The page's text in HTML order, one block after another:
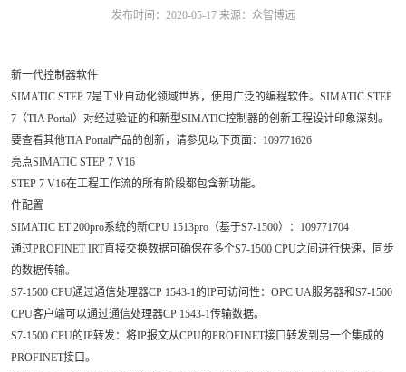
发布时间：2020-05-17 来源：众智博远
新一代控制器软件
SIMATIC STEP 7是工业自动化领域世界，使用广泛的编程软件。SIMATIC STEP
7（TIA Portal）对经过验证的和新型SIMATIC控制器的创新工程设计印象深刻。
要查看其他TIA Portal产品的创新，请参见以下页面：109771626
亮点SIMATIC STEP 7 V16
STEP 7 V16在工程工作流的所有阶段都包含新功能。
件配置
SIMATIC ET 200pro系统的新CPU 1513pro（基于S7-1500）：109771704
通过PROFINET IRT直接交换数据可确保在多个S7-1500 CPU之间进行快速，同步
的数据传输。
S7-1500 CPU通过通信处理器CP 1543-1的IP可访问性：OPC UA服务器和S7-1500
CPU客户端可以通过通信处理器CP 1543-1传输数据。
S7-1500 CPU的IP转发：将IP报文从CPU的PROFINET接口转发到另一个集成的
PROFINET接口。